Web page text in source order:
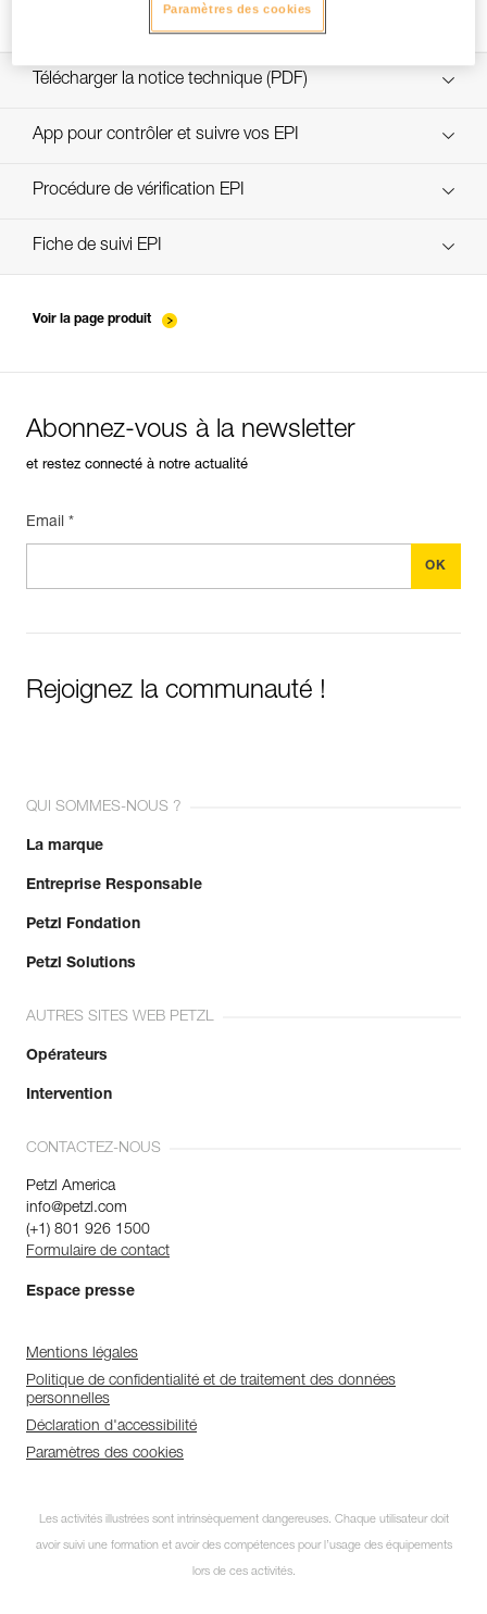
Télécharger la notice technique (PDF)
Technical Notice
App pour contrôler et suivre vos EPI
découvrez ePPEcentre
Procédure de vérification EPI
verif-EPI-poulies-procedure-FR
Fiche de suivi EPI
Voir la page produit
Abonnez-vous à la newsletter
et restez connecté à notre actualité
Email *
Rejoignez la communauté !
QUI SOMMES-NOUS ?
La marque
Entreprise Responsable
Petzl Fondation
Petzl Solutions
AUTRES SITES WEB PETZL
Opérateurs
Intervention
CONTACTEZ-NOUS
Petzl America
info@petzl.com
(+1) 801 926 1500
Formulaire de contact
Espace presse
Mentions légales
Politique de confidentialité et de traitement des données
personnelles
Déclaration d'accessibilité
Paramètres des cookies
Les activités illustrées sont intrinsèquement dangereuses. Chaque utilisateur doit
avoir suivi une formation et avoir des compétences pour l’usage des équipements
lors de ces activités.
Paramètres des cookies